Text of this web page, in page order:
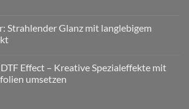
Strahlender Glanz mit langlebigem
DTF Effect – Kreative Spezialeffekte mit
umsetzen